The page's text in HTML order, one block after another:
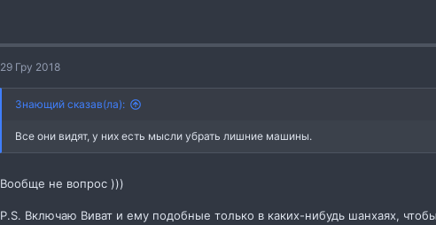
29 Гру 2018
Знающий сказав(ла):
Все они видят, у них есть мысли убрать лишние машины.
Вообще не вопрос )))
P.S. Включаю Виват и ему подобные только в каких-нибудь шанхаях,